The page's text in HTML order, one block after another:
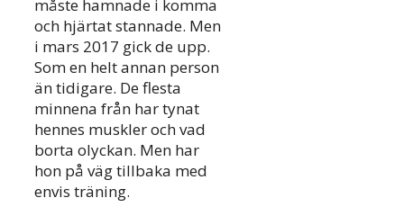
måste hamnade i komma
och hjärtat stannade. Men
i mars 2017 gick de upp.
Som en helt annan person
än tidigare. De flesta
minnena från har tynat
hennes muskler och vad
borta olyckan. Men har
hon på väg tillbaka med
envis träning.